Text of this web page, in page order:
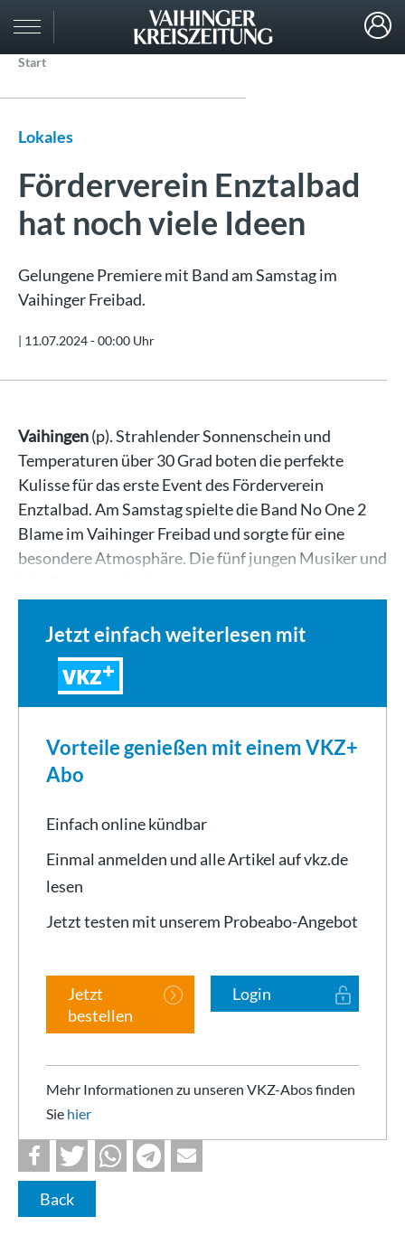
Start
Lokales
Förderverein Enztalbad
hat noch viele Ideen
Gelungene Premiere mit Band am Samstag im
Vaihinger Freibad.
| 11.07.2024 - 00:00 Uhr
Vaihingen(p). Strahlender Sonnenschein und
Temperaturen über 30 Grad boten die perfekte
Kulisse für das erste Event des Förderverein
Enztalbad. Am Samstag spielte die Band No One 2
Blame im Vaihinger Freibad und sorgte für eine
besondere Atmosphäre. Die fünf jungen Musiker und
Jetzt einfach weiterlesen mit
VKZ
Vorteile genießen mit einem VKZ+
Abo
Einfach online kündbar
Einmal anmelden und alle Artikel auf vkz.de
lesen
Jetzt testen mit unserem Probeabo-Angebot
Jetzt
bestellen
Login
Mehr Informationen zu unseren VKZ-Abos finden
Sie hier
Back